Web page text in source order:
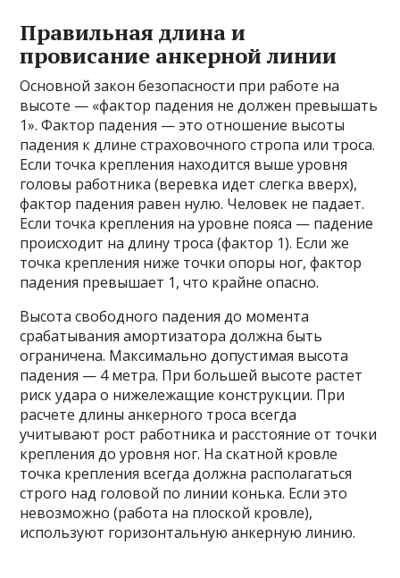
Правильная длина и
провисание анкерной линии
Основной закон безопасности при работе на
высоте — «фактор падения не должен превышать
1». Фактор падения — это отношение высоты
падения к длине страховочного стропа или троса.
Если точка крепления находится выше уровня
головы работника (веревка идет слегка вверх),
фактор падения равен нулю. Человек не падает.
Если точка крепления на уровне пояса — падение
происходит на длину троса (фактор 1). Если же
точка крепления ниже точки опоры ног, фактор
падения превышает 1, что крайне опасно.
Высота свободного падения до момента
срабатывания амортизатора должна быть
ограничена. Максимально допустимая высота
падения — 4 метра. При большей высоте растет
риск удара о нижележащие конструкции. При
расчете длины анкерного троса всегда
учитывают рост работника и расстояние от точки
крепления до уровня ног. На скатной кровле
точка крепления всегда должна располагаться
строго над головой по линии конька. Если это
невозможно (работа на плоской кровле),
используют горизонтальную анкерную линию.